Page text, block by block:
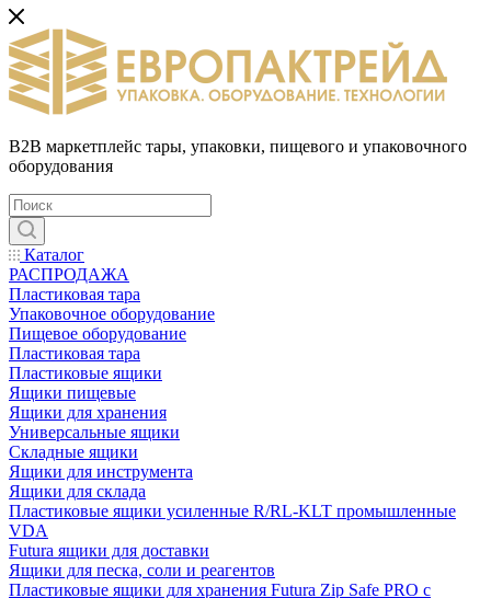
B2B маркетплейс тары, упаковки, пищевого и упаковочного
оборудования
Каталог
РАСПРОДАЖА
Пластиковая тара
Упаковочное оборудование
Пищевое оборудование
Пластиковая тара
Пластиковые ящики
Ящики пищевые
Ящики для хранения
Универсальные ящики
Складные ящики
Ящики для инструмента
Ящики для склада
Пластиковые ящики усиленные R/RL-KLT промышленные
VDA
Futura ящики для доставки
Ящики для песка, соли и реагентов
Пластиковые ящики для хранения Futura Zip Safe PRO с